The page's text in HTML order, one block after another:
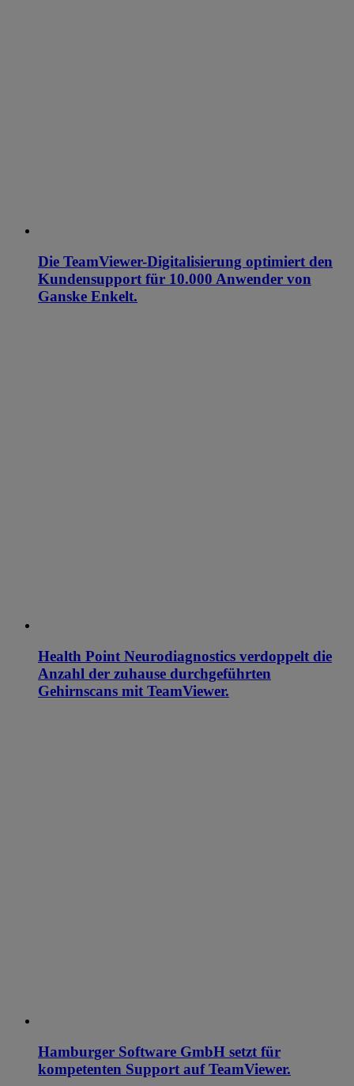
Die TeamViewer-Digitalisierung optimiert den
Kundensupport für 10.000 Anwender von
Ganske Enkelt.
Health Point Neurodiagnostics verdoppelt die
Anzahl der zuhause durchgeführten
Gehirnscans mit TeamViewer.
Hamburger Software GmbH setzt für
kompetenten Support auf TeamViewer.